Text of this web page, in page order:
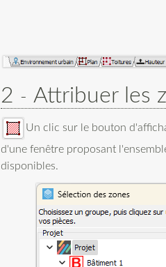
2 Attribuer les
Un clic sur le bouton
d'une fenêtre proposant
disponibles.